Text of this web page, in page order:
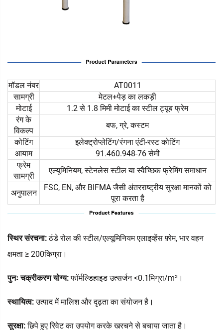
मॉडल नंबर
AT0011
सामग्री
मेटल+पेड़ का लकड़ी
मोटाई
1.2 से 1.8 मिमी मोटाई का स्टील ट्यूब फ्रेम
रंग के
विकल्प
बफ, ग्रे, कस्टम
कोटिंग
इलेक्ट्रोप्लेटिंग/रंगना एंटी-रस्ट कोटिंग
आयाम
91.460.948-76 सेमी
फ्रेम
सामग्री
एल्यूमिनियम, स्टेनलेस स्टील या स्वैच्छिक फ्रेमिंग समाधान
अनुपालन
FSC, EN, और BIFMA जैसी अंतरराष्ट्रीय सुरक्षा मानकों को
पूरा करता है
स्थिर संरचना:ठंडे रोल की स्टील/एल्यूमिनियम एलाइव्हेंस फ़्रेम, भार वहन
क्षमता ≥ 200किग्रा।
पुनः चक्रीकरण योग्य:फॉर्मल्डिहाइड उत्सर्जन <0.1मिग्रा/m³।
स्थायित्व:उत्पाद में मालिश और दृढ़ता का संयोजन है।
सुरक्षा:छिपे हुए रिवेट का उपयोग करके खरचने से बचाया जाता है।